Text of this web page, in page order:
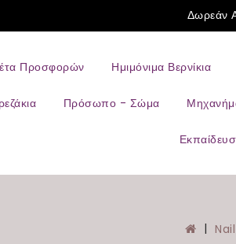
Δωρεάν
Προσφορών Ημιμόνιμα Βερνίκια
Πρόσωπο - Σώμα